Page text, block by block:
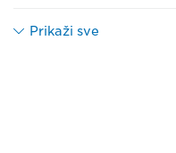
Prikaži sve